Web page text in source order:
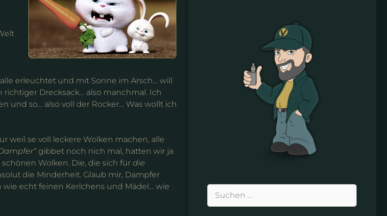
erleuchtet und mit Sonne im Arsch… will
richtiger Drecksack… also manchmal. Ich
und so… also voll der Rocker… Was wollt ich
weil se voll leckere Wolken machen, alle
gibbet noch nich mal, hatten wir ja
Wolken. Die, die sich für die
die Minderheit. Glaub mir, Dampfer
echt feinen Kerlchens und Mädel… wie
Suchen